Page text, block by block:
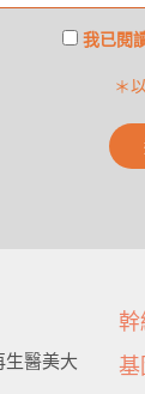
我已閱
＊
生醫美大
幹
基